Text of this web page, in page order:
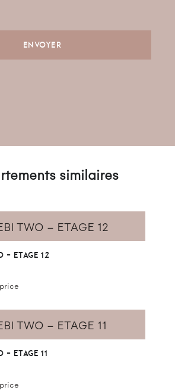
similaires
– ETAGE 12
– ETAGE 11